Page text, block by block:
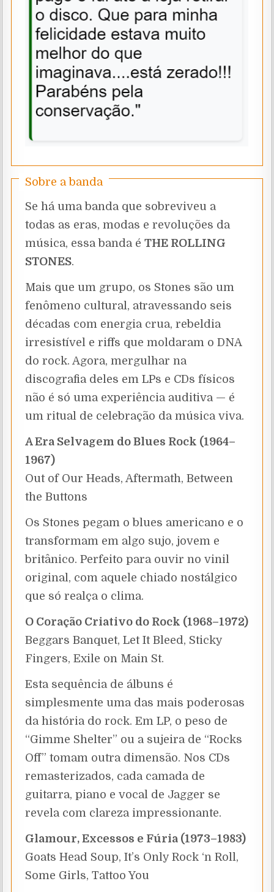
Sobre a banda
Se há uma banda que sobreviveu a
todas as eras, modas e revoluções da
música, essa banda éTHE ROLLING
STONES.
Mais que um grupo, os Stones são um
fenômeno cultural, atravessando seis
décadas com energia crua, rebeldia
irresistível e riffs que moldaram o DNA
do rock. Agora, mergulhar na
discografia deles em LPs e CDs físicos
não é só uma experiência auditiva — é
um ritual de celebração da música viva.
A Era Selvagem do Blues Rock (1964–
1967)
Out of Our Heads, Aftermath, Between
the Buttons
Os Stones pegam o blues americano e o
transformam em algo sujo, jovem e
britânico. Perfeito para ouvir no vinil
original, com aquele chiado nostálgico
que só realça o clima.
O Coração Criativo do Rock (1968–1972)
Beggars Banquet, Let It Bleed, Sticky
Fingers, Exile on Main St.
Esta sequência de álbuns é
simplesmente uma das mais poderosas
da história do rock. Em LP, o peso de
“Gimme Shelter” ou a sujeira de “Rocks
Off” tomam outra dimensão. Nos CDs
remasterizados, cada camada de
guitarra, piano e vocal de Jagger se
revela com clareza impressionante.
Glamour, Excessos e Fúria (1973–1983)
Goats Head Soup, It’s Only Rock ‘n Roll,
Some Girls, Tattoo You